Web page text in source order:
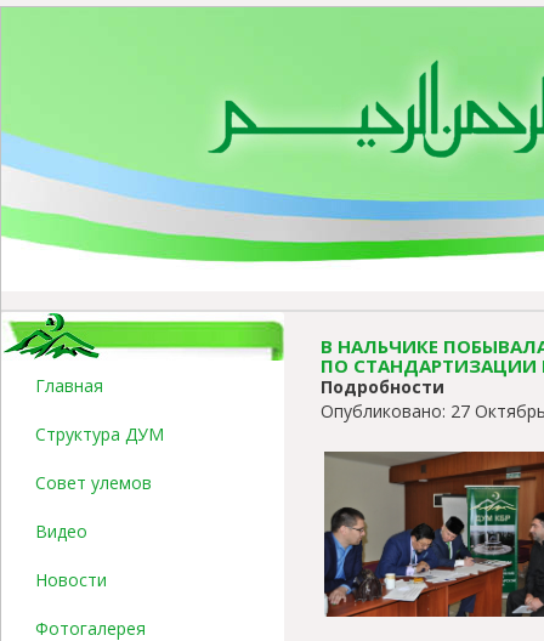
Главная
Структура ДУМ
Совет улемов
Видео
Новости
Фотогалерея
В НАЛЬЧИКЕ
ПО СТАНДАРТИЗАЦИИ
Подробности
Опубликовано: 27